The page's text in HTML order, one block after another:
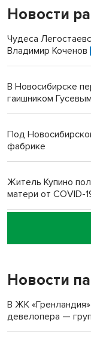
Новости
Чудеса
Владимир Коченов
В Новосибирске
гаишником Гусевым
Под
фабрике
Житель Купино
матери от COVID-
Новосибирский
пенсионерки на
Новости
В ЖК
девелопера —